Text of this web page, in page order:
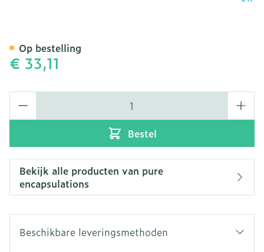
€ 33,11
Bestel
Op bestelling
Bekijk alle producten van pure
encapsulations
Beschikbare leveringsmethoden